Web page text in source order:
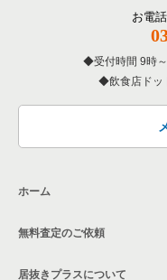
その他の居抜き売却物件
門真市の飲食店の居抜
大阪市天王寺区の飲食
高石市の飲食店の居抜
大阪市鶴見区の飲食店の
大阪府の和食の居抜き
大阪府の洋食の居抜き
大阪府のその他の居抜
お電
受付時間 9時
飲食店ドッ
ホーム
無料査定のご依頼
居抜きプラスについて